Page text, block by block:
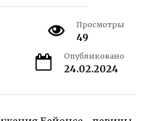
Просмотры
49
Опубликовано
24.02.2024